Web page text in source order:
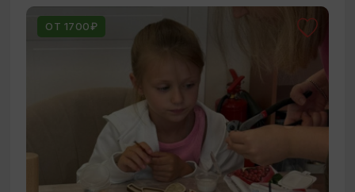
ОТ 1700₽